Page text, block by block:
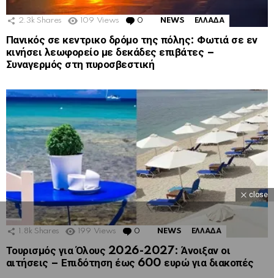
2.3k Shares 109 Views 0 Comments
NEWS ΕΛΛΑΔΑ
Πανικός σε κεντρικο δρόμο της πόλης: Φωτιά σε εν
κινήσει λεωφορείο με δεκάδες επιβάτες –
Συναγερμός στη πυροσβεστική
1.8k Shares 199 Views 0 Comments
NEWS ΕΛΛΑΔΑ
Τουρισμός για Όλους 2026-2027: Άνοιξαν οι
αιτήσεις – Επιδότηση έως 600 ευρώ για διακοπές
close